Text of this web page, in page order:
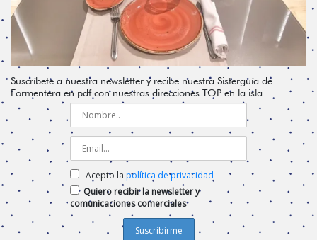
Suscríbete a nuestra newsletter y recibe nuestra Sisterguía de
Formentera en pdf con nuestras direcciones TOP en la isla
Acepto la política de privacidad
Quiero recibir la newsletter y
comunicaciones comerciales